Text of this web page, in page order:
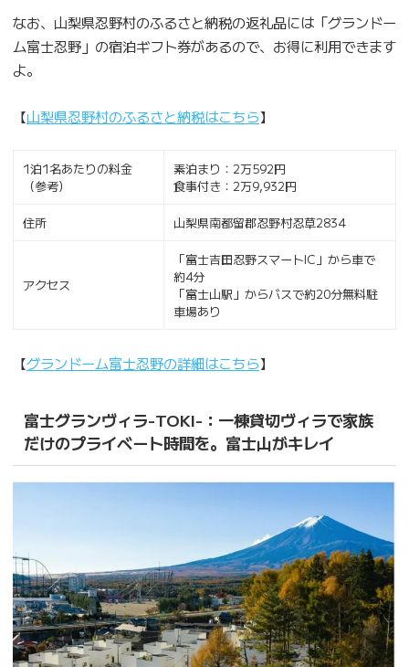
なお、山梨県忍野村のふるさと納税の返礼品には「グランドー
ム富士忍野」の宿泊ギフト券があるので、お得に利用できます
よ。
【山梨県忍野村のふるさと納税はこちら】
1泊1名あたりの料金
（参考）
素泊まり：2万592円
食事付き：2万9,932円
住所 山梨県南都留郡忍野村忍草2834
アクセス
「富士吉田忍野スマートIC」から車で
約4分
「富士山駅」からバスで約20分無料駐
車場あり
【グランドーム富士忍野の詳細はこちら】
富士グランヴィラ-TOKI-：一棟貸切ヴィラで家族
だけのプライベート時間を。富士山がキレイ